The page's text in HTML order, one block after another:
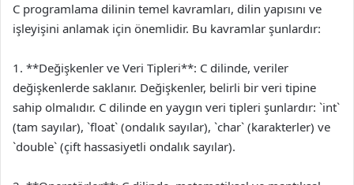
C programlama dilinin temel kavramları, dilin yapısını ve
işleyişini anlamak için önemlidir. Bu kavramlar şunlardır:
1. **Değişkenler ve Veri Tipleri**: C dilinde, veriler
değişkenlerde saklanır. Değişkenler, belirli bir veri tipine
sahip olmalıdır. C dilinde en yaygın veri tipleri şunlardır: `int`
(tam sayılar), `float` (ondalık sayılar), `char` (karakterler) ve
`double` (çift hassasiyetli ondalık sayılar).